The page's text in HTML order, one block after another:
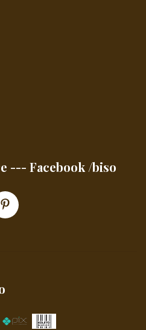
--- Facebook /biso